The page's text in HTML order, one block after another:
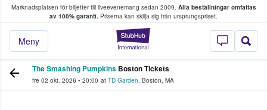
Marknadsplatsen för biljetter till liveevenemang sedan 2009. Alla beställningar omfattas
av 100% garanti. Priserna kan skilja sig från ursprungspriset.
StubHub – där
Meny
köper och säljer biljetter.
The Smashing Pumpkins Boston Tickets
fre 02 okt. 2026 • 20:00 at TD Garden, Boston, MA